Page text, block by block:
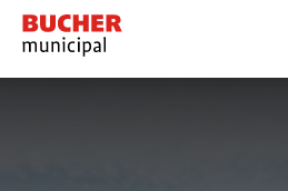
Bucher
Municipal